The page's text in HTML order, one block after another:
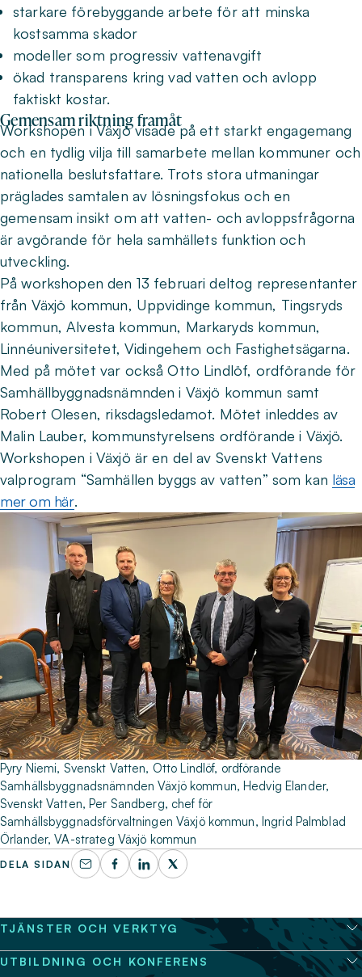
starkare förebyggande arbete för att minska
kostsamma skador
modeller som progressiv vattenavgift
ökad transparens kring vad vatten och avlopp
faktiskt kostar.
Gemensam riktning framåt
Workshopen i Växjö visade på ett starkt engagemang
och en tydlig vilja till samarbete mellan kommuner och
nationella beslutsfattare. Trots stora utmaningar
präglades samtalen av lösningsfokus och en
gemensam insikt om att vatten- och avloppsfrågorna
är avgörande för hela samhällets funktion och
utveckling.
På workshopen den 13 februari deltog representanter
från Växjö kommun, Uppvidinge kommun, Tingsryds
kommun, Alvesta kommun, Markaryds kommun,
Linnéuniversitetet, Vidingehem och Fastighetsägarna.
Med på mötet var också Otto Lindlöf, ordförande för
Samhällbyggnadsnämnden i Växjö kommun samt
Robert Olesen, riksdagsledamot. Mötet inleddes av
Malin Lauber, kommunstyrelsens ordförande i Växjö.
Workshopen i Växjö är en del av Svenskt Vattens
valprogram “Samhällen byggs av vatten” som kan läsa
mer om här.
Pyry Niemi, Svenskt Vatten, Otto Lindlöf, ordförande
Samhällsbyggnadsnämnden Växjö kommun, Hedvig Elander,
Svenskt Vatten, Per Sandberg, chef för
Samhällsbyggnadsförvaltningen Växjö kommun, Ingrid Palmblad
Örlander, VA-strateg Växjö kommun
DELA SIDAN
TJÄNSTER OCH VERKTYG
UTBILDNING OCH KONFERENS